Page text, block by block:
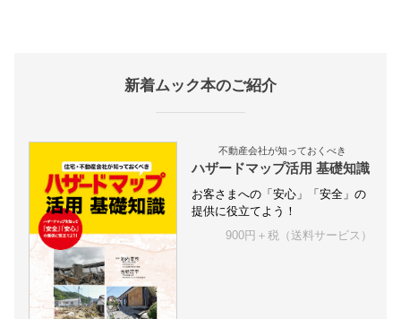
新着ムック本のご紹介
不動産会社が知っておくべき
ハザードマップ活用 基礎知識
お客さまへの「安心」「安全」の
提供に役立てよう！
900円＋税（送料サービス）